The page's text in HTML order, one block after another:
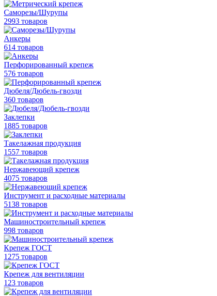
Саморезы/Шурупы
2993 товаров
Анкеры
614 товаров
Перфорированный крепеж
576 товаров
Дюбеля/Дюбель-гвозди
360 товаров
Заклепки
1885 товаров
Такелажная продукция
1557 товаров
Нержавеющий крепеж
4075 товаров
Инструмент и расходные материалы
5138 товаров
Машиностроительный крепеж
998 товаров
Крепеж ГОСТ
1275 товаров
Крепеж для вентиляции
123 товаров